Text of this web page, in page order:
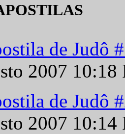
de Judô
2007
de Judô
2007